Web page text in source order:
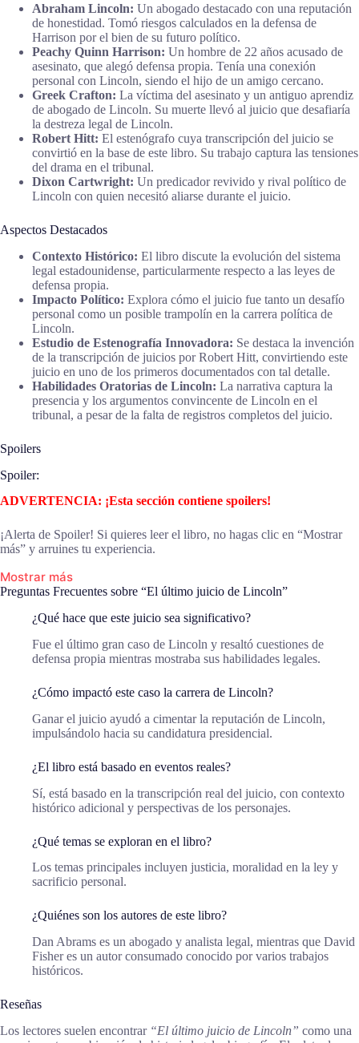
Abraham Lincoln: Un abogado destacado con una reputación
de honestidad. Tomó riesgos calculados en la defensa de
Harrison por el bien de su futuro político.
Peachy Quinn Harrison: Un hombre de 22 años acusado de
asesinato, que alegó defensa propia. Tenía una conexión
personal con Lincoln, siendo el hijo de un amigo cercano.
Greek Crafton: La víctima del asesinato y un antiguo aprendiz
de abogado de Lincoln. Su muerte llevó al juicio que desafiaría
la destreza legal de Lincoln.
Robert Hitt: El estenógrafo cuya transcripción del juicio se
convirtió en la base de este libro. Su trabajo captura las tensiones
del drama en el tribunal.
Dixon Cartwright: Un predicador revivido y rival político de
Lincoln con quien necesitó aliarse durante el juicio.
Aspectos Destacados
Contexto Histórico: El libro discute la evolución del sistema
legal estadounidense, particularmente respecto a las leyes de
defensa propia.
Impacto Político: Explora cómo el juicio fue tanto un desafío
personal como un posible trampolín en la carrera política de
Lincoln.
Estudio de Estenografía Innovadora: Se destaca la invención
de la transcripción de juicios por Robert Hitt, convirtiendo este
juicio en uno de los primeros documentados con tal detalle.
Habilidades Oratorias de Lincoln: La narrativa captura la
presencia y los argumentos convincente de Lincoln en el
tribunal, a pesar de la falta de registros completos del juicio.
Spoilers
Spoiler:
ADVERTENCIA: ¡Esta sección contiene spoilers!
¡Alerta de Spoiler! Si quieres leer el libro, no hagas clic en “Mostrar
más” y arruines tu experiencia.
Mostrar más
Preguntas Frecuentes sobre “El último juicio de Lincoln”
¿Qué hace que este juicio sea significativo?
Fue el último gran caso de Lincoln y resaltó cuestiones de
defensa propia mientras mostraba sus habilidades legales.
¿Cómo impactó este caso la carrera de Lincoln?
Ganar el juicio ayudó a cimentar la reputación de Lincoln,
impulsándolo hacia su candidatura presidencial.
¿El libro está basado en eventos reales?
Sí, está basado en la transcripción real del juicio, con contexto
histórico adicional y perspectivas de los personajes.
¿Qué temas se exploran en el libro?
Los temas principales incluyen justicia, moralidad en la ley y
sacrificio personal.
¿Quiénes son los autores de este libro?
Dan Abrams es un abogado y analista legal, mientras que David
Fisher es un autor consumado conocido por varios trabajos
históricos.
Reseñas
Los lectores suelen encontrar “El último juicio de Lincoln” como una